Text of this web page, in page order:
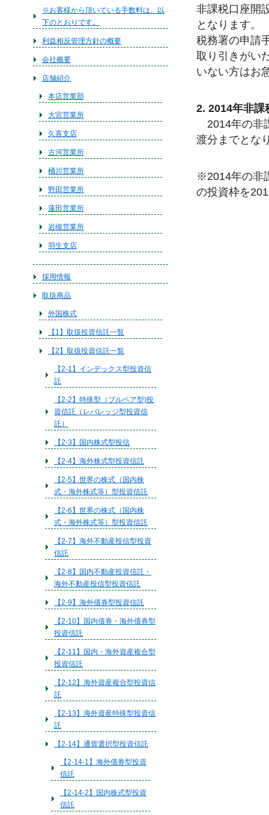
非課税口座開
となります。
税務署の申請
取り引きがい
いない方はお
2. 2014年非課
2014年の非
渡分までとな
※2014年の非
の投資枠を
※お客様から頂いている手数料は、以
下のとおりです。
利益相反管理方針の概要
会社概要
店舗紹介
本店営業部
大宮営業所
久喜支店
古河営業所
桶川営業所
野田営業所
蓮田営業所
岩槻営業所
羽生支店
採用情報
取扱商品
外国株式
【1】取扱投資信託一覧
【2】取扱投資信託一覧
【2-1】インデックス型投資信
託
【2-2】特殊型（ブルベア型)投
資信託（レバレッジ型投資信
託）
【2-3】国内株式型投信
【2-4】海外株式型投資信託
【2-5】世界の株式（国内株
式・海外株式等）型投資信託
【2-6】世界の株式（国内株
式・海外株式等）型投資信託
【2-7】海外不動産投信型投資
信託
【2-8】国内不動産投資信託・
海外不動産投信型投資信託
【2-9】海外債券型投資信託
【2-10】国内債券・海外債券型
投資信託
【2-11】国内・海外資産複合型
投資信託
【2-12】海外資産複合型投資信
託
【2-13】海外資産特殊型投資信
託
【2-14】通貨選択型投資信託
【2-14-1】海外債券型投資
信託
【2-14-2】国内株式型投資
信託